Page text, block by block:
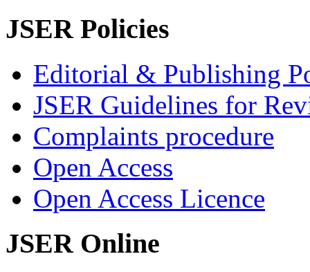
JSER Policies
Editorial & Publishing
JSER Guidelines for
Complaints procedure
Open Access
Open Access Licence
JSER Online